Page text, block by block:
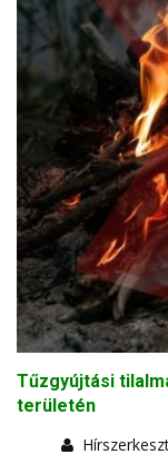
Tűzgyújtási
területén